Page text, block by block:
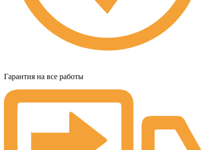
Гарантия на все работы